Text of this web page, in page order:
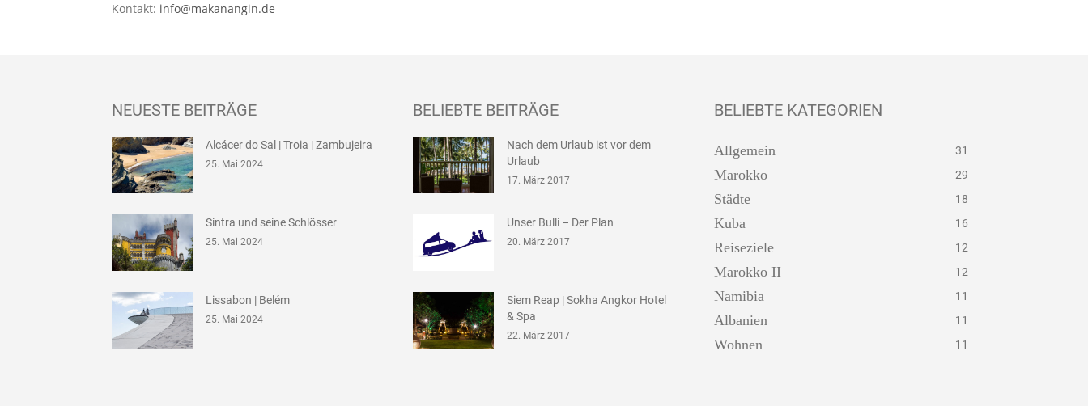
Kontakt: info@makanangin.de
NEUESTE BEITRÄGE
Alcácer do Sal | Troia | Zambujeira
25. Mai 2024
Sintra und seine Schlösser
25. Mai 2024
Lissabon | Belém
25. Mai 2024
BELIEBTE BEITRÄGE
Nach dem Urlaub ist vor dem
Urlaub
17. März 2017
Unser Bulli – Der Plan
20. März 2017
Siem Reap | Sokha Angkor Hotel
& Spa
22. März 2017
BELIEBTE KATEGORIEN
Allgemein 31
Marokko 29
Städte 18
Kuba 16
Reiseziele 12
Marokko II 12
Namibia 11
Albanien 11
Wohnen 11